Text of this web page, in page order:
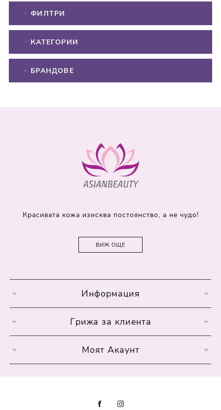
ФИЛТРИ
КАТЕГОРИИ
БРАНДОВЕ
Красивата кожа изисква постоянство, а не чудо!
ВИЖ ОЩЕ
Информация
Грижа за клиента
Моят Акаунт